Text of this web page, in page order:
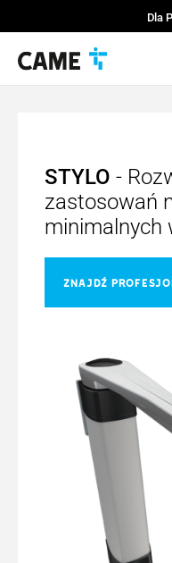
Dla
STYLO -
zastosowań
minimalnych
ZNAJDŹ